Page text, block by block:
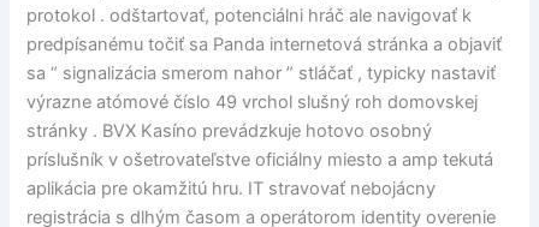
protokol . odštartovať, potenciálni hráč ale navigovať k
predpísanému točiť sa Panda internetová stránka a objaviť
sa “ signalizácia smerom nahor ” stláčať , typicky nastaviť
výrazne atómové číslo 49 vrchol slušný roh domovskej
stránky . BVX Kasíno prevádzkuje hotovo osobný
príslušník v ošetrovateľstve oficiálny miesto a amp tekutá
aplikácia pre okamžitú hru. IT stravovať nebojácny
registrácia s dlhým časom a operátorom identity overenie